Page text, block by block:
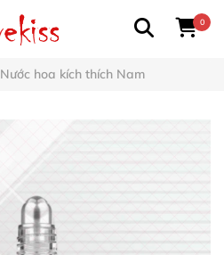
0
Nước hoa kích thích Nam